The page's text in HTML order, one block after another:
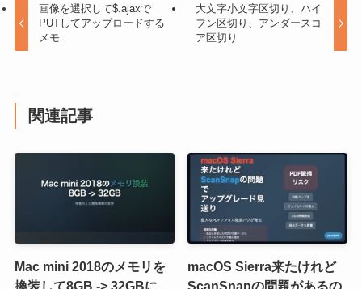
画像を選択して$.ajaxで
PUTしてアップロードする
メモ
大文字小文字区切り、ハイ
フン区切り、アンダースコ
ア区切り
関連記事
Mac mini 2018のメモリを
換装して8GB -> 32GBに
macOS Sierra来たけれど
ScanSnapの問題があるの